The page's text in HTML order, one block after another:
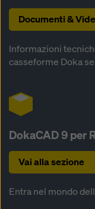
Documenti &
Informazioni
casseforme Doka
DokaCAD 9 per
Vai alla sezione
Entra nel mondo